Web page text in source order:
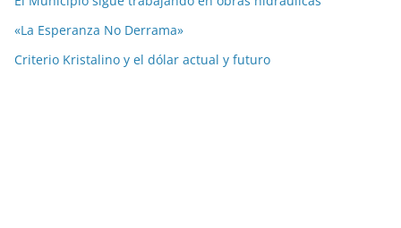
«La Esperanza No Derrama»
Criterio Kristalino y el dólar actual y futuro